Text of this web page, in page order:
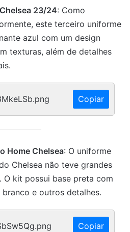
23/24: Como
este terceiro uniforme
azul com um design
texturas, além de detalhes
Copiar
Home Chelsea: O uniforme
Chelsea não teve grandes
O kit possui base preta com
e outros detalhes.
Copiar